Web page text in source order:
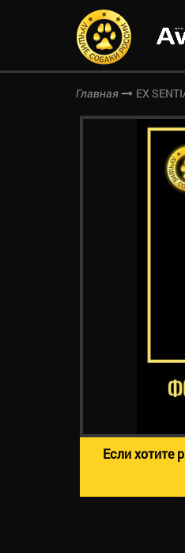
Главная EX
Если хотите